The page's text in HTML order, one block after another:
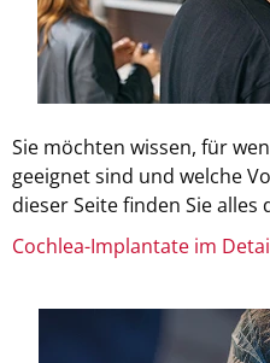
Sie möchten wissen, für
geeignet sind und welche
dieser Seite finden Sie alles
Cochlea-Implantate im